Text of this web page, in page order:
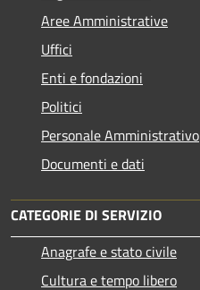
Aree Amministrative
Uffici
Enti e fondazioni
Politici
Personale Amministrativo
Documenti e dati
CATEGORIE DI SERVIZIO
Anagrafe e stato civile
Cultura e tempo libero